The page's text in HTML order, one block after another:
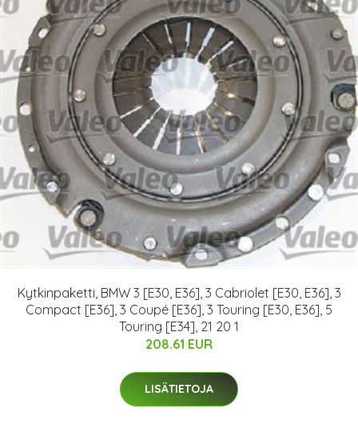
Kytkinpaketti, BMW 3 [E30, E36], 3 Cabriolet [E30, E36], 3
Compact [E36], 3 Coupé [E36], 3 Touring [E30, E36], 5
Touring [E34], 21 20 1
208.61 EUR
LISÄTIETOJA